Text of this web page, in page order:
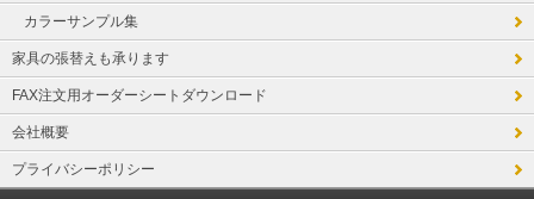
カラーサンプル集
家具の張替えも承ります
FAX注文用オーダーシートダウンロード
会社概要
プライバシーポリシー